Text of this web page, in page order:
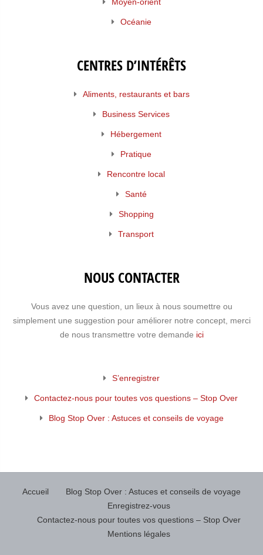
Moyen-orient
Océanie
CENTRES D’INTÉRÊTS
Aliments, restaurants et bars
Business Services
Hébergement
Pratique
Rencontre local
Santé
Shopping
Transport
NOUS CONTACTER
Vous avez une question, un lieux à nous soumettre ou
simplement une suggestion pour améliorer notre concept, merci
de nous transmettre votre demande ici
S’enregistrer
Contactez-nous pour toutes vos questions – Stop Over
Blog Stop Over : Astuces et conseils de voyage
Accueil
Blog Stop Over : Astuces et conseils de voyage
Enregistrez-vous
Contactez-nous pour toutes vos questions – Stop Over
Mentions légales